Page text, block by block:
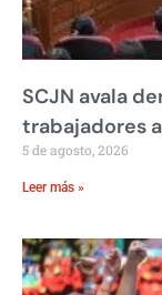
SCJN avala
trabajadores
5 de agosto, 2026
Leer más »